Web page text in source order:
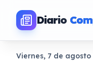
Diario
Viernes, 7 de agosto